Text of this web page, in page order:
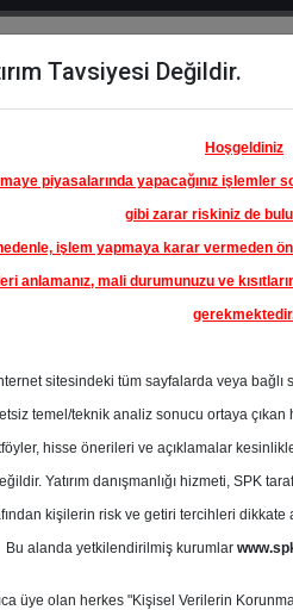
Hisse
Öne
Çıkanlar
Tavsiyesi Değildir.
Hoşgeldiniz
piyasalarında yapacağınız işlemler
gibi zarar riskiniz de
işlem yapmaya karar vermeden
anlamanız, mali durumunuzu ve
sitesindeki tüm sayfalarda veya bağlı
temel/teknik analiz sonucu ortaya çıkan
hisse önerileri ve açıklamalar kesinlikle
Yatırım danışmanlığı hizmeti, SPK
kişilerin risk ve getiri tercihleri dikkate
Bu alanda yetkilendirilmiş kurumlar
üye olan herkes "Kişisel Verilerin